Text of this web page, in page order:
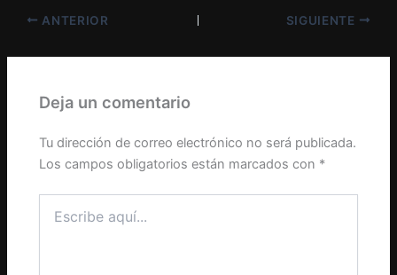
ANTERIOR SIGUIENTE
Deja un comentario
Tu dirección de correo electrónico no será publicada.
Los campos obligatorios están marcados con *
aquí...